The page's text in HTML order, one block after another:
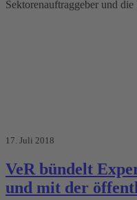
Sektorenauftraggeber und
17. Juli 2018
VeR bündelt
und mit der